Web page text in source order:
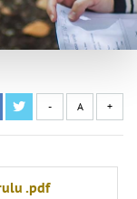
- A +
.pdf